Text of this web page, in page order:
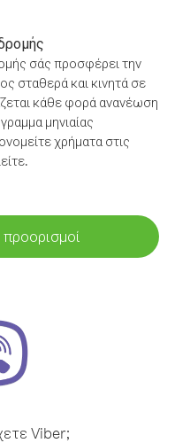
σάς προσφέρει την
σταθερά και κινητά σε
κάθε φορά ανανέωση
μηνιαίας
χρήματα στις
Viber;